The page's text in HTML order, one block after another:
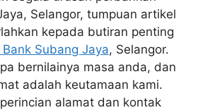
Selangor, tumpuan artikel
kepada butiran penting
Subang Jaya, Selangor.
bernilainya masa anda, dan
adalah keutamaan kami.
alamat dan kontak